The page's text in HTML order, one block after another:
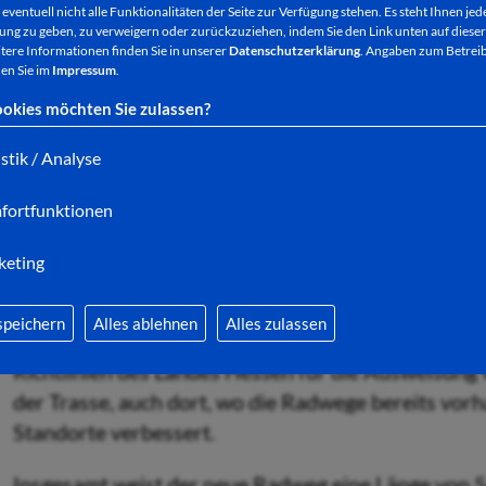
nicht alle Funktionalitäten der Seite zur Verfügung stehen. Es steht Ihnen
zu geben, zu verweigern oder zurückzuziehen, indem Sie den Link unten auf
Informationen finden Sie in unsererDatenschutzerklärung. Angaben zum
Sie im Impressum.
möchten Sie zulassen?
/ Analyse
Alles ablehnen Alles zulassen
Der Haunetalradweg verbindet erstmals
Rhön mit Waldhessen. Unter anderem treffen der
Kegelspielradweg, der Radweg Hünfeld-Schlitz
Trasse, die nun abseits viel befahrener Straßen
auch für Familien geeignet ist.
Nach Angaben der Geschäftsführerin der
Kegelspiel, Christine Jecker, ist damit eine große
Gäste endlich geschlossen worden. Während in
wenig befahrene asphaltierte Wirtschaftswege
in Künzell und in den nördlichen Kommunen auch
Richtlinien des Landes Hessen für die
der Trasse, auch dort, wo die Radwege bereits
Standorte verbessert.